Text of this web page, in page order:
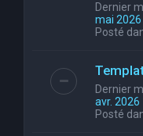
Dernier
mai
Posté
Dernier
avr. 2026
Posté